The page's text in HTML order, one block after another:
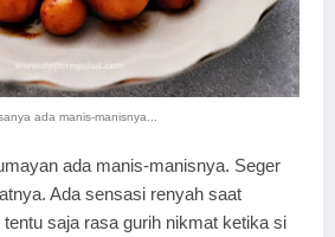
ada manis-manisnya...
ada manis-manisnya. Seger
Ada sensasi renyah saat
saja rasa gurih nikmat ketika si